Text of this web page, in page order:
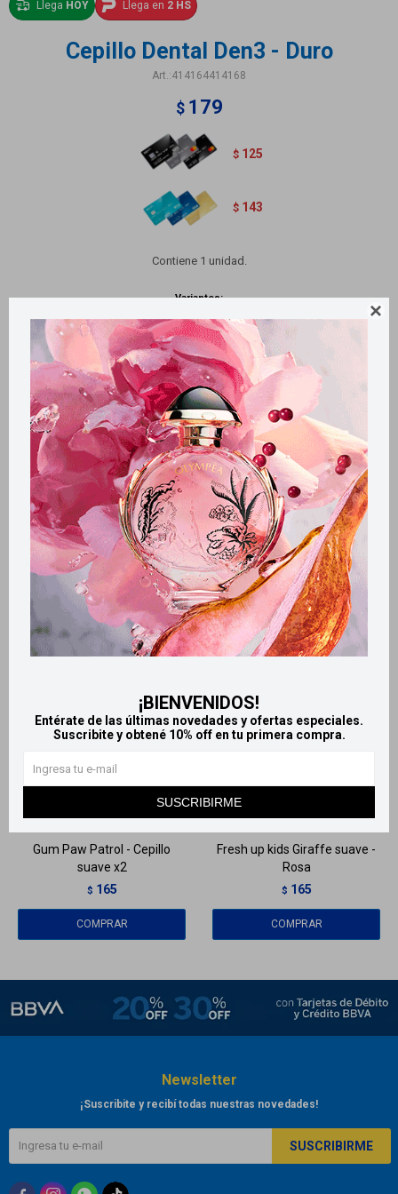

¡BIENVENIDOS!
Entérate de las últimas novedades y ofertas especiales.
Suscribite y obtené 10% off en tu primera compra.
SUSCRIBIRME
Llega HOY Llega en 2 HS
Cepillo Dental Den3 - Duro
414164414168
$ 179
$ 125
$ 143
Contiene 1 unidad.
Variantes:
Métodos y costos de envío
Retiros gratuitos en tiendas
Productos que te pueden interesar
Gum Paw Patrol - Cepillo
suave x2
$ 165
Fresh up kids Giraffe suave -
Rosa
$ 165
Newsletter
¡Suscribite y recibí todas nuestras novedades!
SUSCRIBIRME